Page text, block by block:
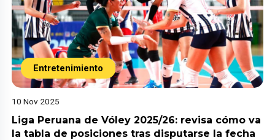
Entretenimiento
10 Nov 2025
Liga Peruana de Vóley 2025/26: revisa cómo va
la tabla de posiciones tras disputarse la fecha